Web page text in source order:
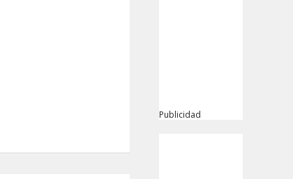
Publicidad